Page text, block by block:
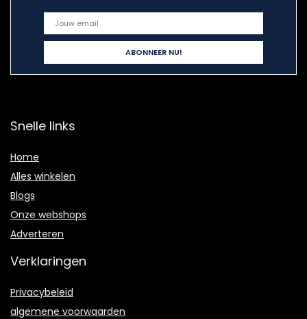
Snelle links
Home
Alles winkelen
Blogs
Onze webshops
Adverteren
Verklaringen
Privacybeleid
algemene voorwaarden